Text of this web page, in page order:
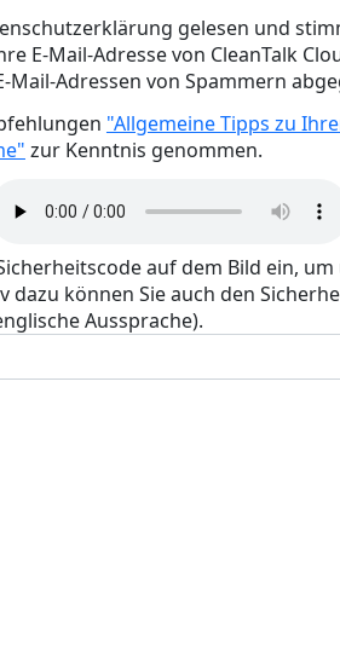
gelesen und
E-Mail-Adresse von CleanTalk
Mail-Adressen von Spammern
"Allgemeine Tipps zu
zur Kenntnis genommen.
auf dem Bild ein,
dazu können Sie auch den
Aussprache).